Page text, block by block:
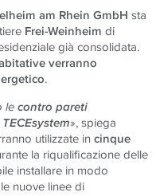
am Rhein GmbH sta
Frei-Weinheim di
già consolidata.
verranno
.
lecontro pareti
», spiega
utilizzate incinque
la riqualificazione delle
installare in modo
le nuove linee di